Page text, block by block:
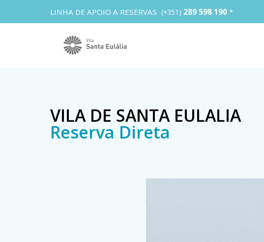
LINHA DE APOIO A RESERVAS (+351) 289 598 190 *
VILA DE SANTA EULALIA
Reserva Direta